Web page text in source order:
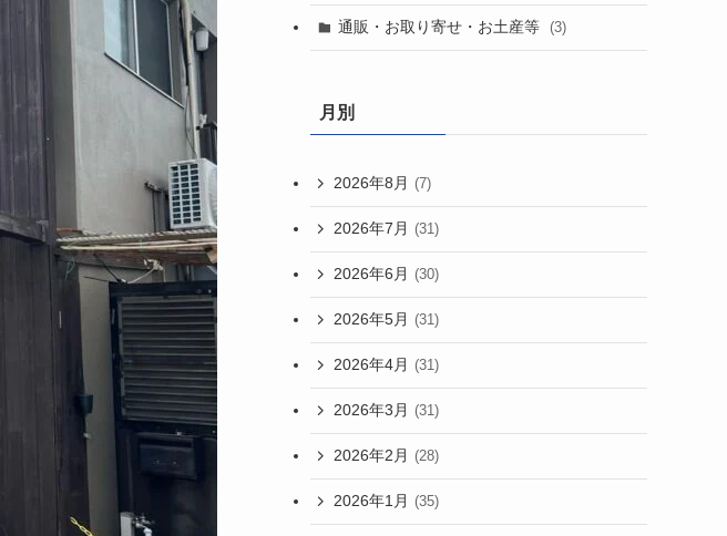
通販・お取り寄せ・お土産等 (3)
月別
2026年8月 (7)
2026年7月 (31)
2026年6月 (30)
2026年5月 (31)
2026年4月 (31)
2026年3月 (31)
2026年2月 (28)
2026年1月 (35)